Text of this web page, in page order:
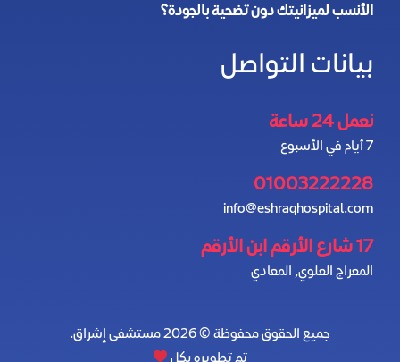
الأنسب لميزانيتك دون تضحية بالجودة؟
بيانات التواصل
نعمل 24 ساعة
7 أيام في الأسبوع
01003222228
info@eshraqhospital.com
17 شارع الأرقم ابن الأرقم
المعراج العلوي, المعادي
جميع الحقوق محفوظة © 2026 مستشفى إشراق.